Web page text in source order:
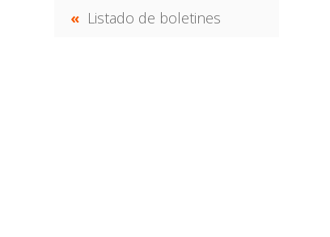
Listado de boletines